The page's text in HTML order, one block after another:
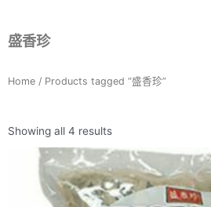
盛香珍
Home / Products tagged “盛香珍”
Showing all 4 results